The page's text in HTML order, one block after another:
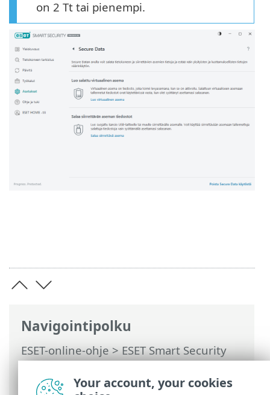
Navigointipolku
ESET-online-ohje>ESET Smart Security
Premium>Tuotteen ESET Smart Security
Premium käsitteleminen >Asetukset>
on 2 Tt tai pienempi.
Your account, your cookies